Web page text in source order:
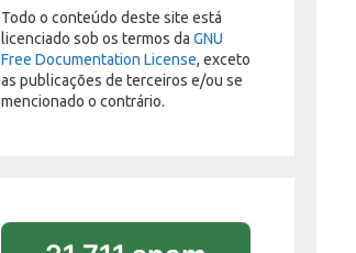
Todo o conteúdo deste site está
licenciado sob os termos da GNU
Free Documentation License, exceto
as publicações de terceiros e/ou se
mencionado o contrário.